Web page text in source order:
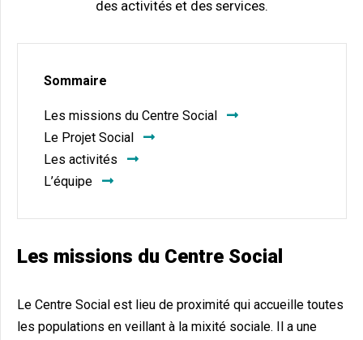
des activités et des services.
Sommaire
Les missions du Centre Social
Le Projet Social
Les activités
L’équipe
Les missions du Centre Social
Le Centre Social est lieu de proximité qui accueille toutes
les populations en veillant à la mixité sociale. Il a une